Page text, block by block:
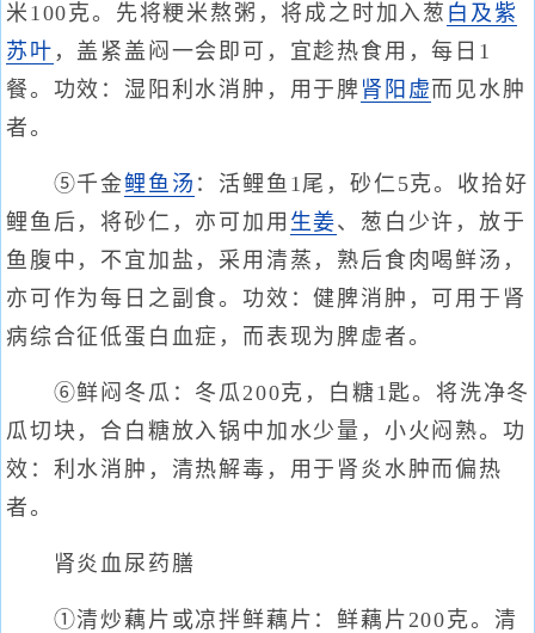
米100克。先将粳米熬粥，将成之时加入葱 白及紫
苏叶 ，盖紧盖闷一会即可，宜趁热食用，每日1
餐。功效：湿阳利水消肿，用于脾 肾阳虚 而见水肿
者。
⑤千金鲤鱼汤 ：活鲤鱼1尾，砂仁5克。收拾好
鲤鱼后，将砂仁，亦可加用 生姜、葱白少许，放于
鱼腹中，不宜加盐，采用清蒸，熟后食肉喝鲜汤，
亦可作为每日之副食。功效：健脾消肿，可用于肾
病综合征低蛋白血症，而表现为脾虚者。
⑥鲜闷冬瓜：冬瓜200克，白糖1匙。将洗净冬
瓜切块，合白糖放入锅中加水少量，小火闷熟。功
效：利水消肿，清热解毒，用于肾炎水肿而偏热
者。
肾炎血尿药膳
①清炒藕片或凉拌鲜藕片：鲜藕片200克。清